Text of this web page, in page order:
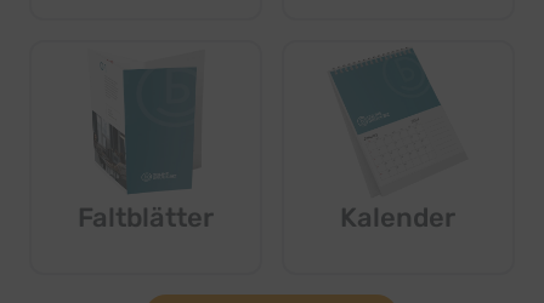
Faltblätter Kalender